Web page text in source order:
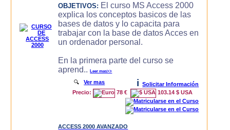
OBJETIVOS: El curso MS Access 2000
explica los conceptos basicos de las
bases de datos y lo capacita para
trabajar con la base de datos Acces en
un ordenador personal.
En la primera parte del curso se
aprend..Leer mas>>
🔍Ver mas i
Solicitar Información
Precio:
78 € 103.14 $ USA
ACCESS 2000 AVANZADO